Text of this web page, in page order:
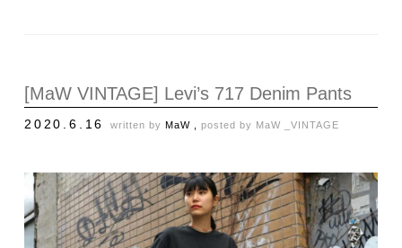
[MaW VINTAGE] Levi’s 717 Denim Pants
2020.6.16 written by MaW , posted by MaW _VINTAGE